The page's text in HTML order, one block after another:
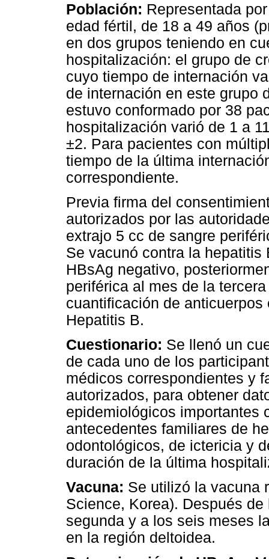
Población: Representada
edad fértil, de 18 a 49 años
en dos grupos teniendo en
hospitalización: el grupo de
cuyo tiempo de internación
de internación en este grupo
estuvo conformado por 38
hospitalización varió de 1 a
±2. Para pacientes con
tiempo de la última
correspondiente.
Previa firma del
autorizados por las
extrajo 5 cc de sangre
Se vacunó contra la
HBsAg negativo,
periférica al mes de la
cuantificación de
Hepatitis B.
Cuestionario: Se llenó un
de cada uno de los
médicos correspondientes y
autorizados, para obtener
epidemiológicos importantes
antecedentes familiares de
odontológicos, de ictericia y
duración de la última
Vacuna: Se utilizó la vacuna
Science, Korea). Después
segunda y a los seis meses
en la región deltoidea.